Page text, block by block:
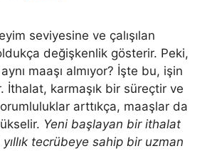
seviyesine ve çalışılan
değişkenlik gösterir. Peki,
maaşı almıyor? İşte bu, işin
İthalat, karmaşık bir süreçtir ve
arttıkça, maaşlar da
Yeni başlayan bir ithalat
tecrübeye sahip bir uzman